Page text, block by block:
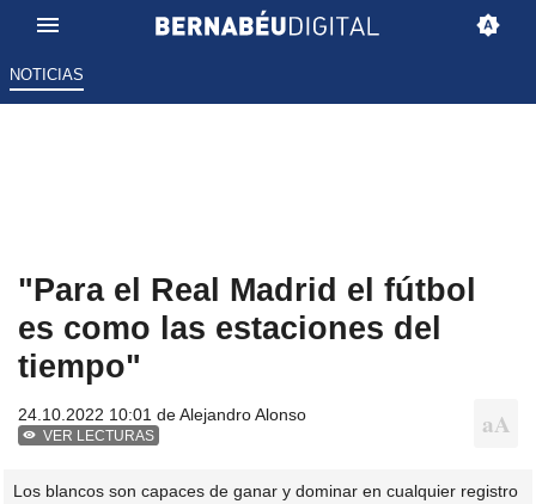
NOTICIAS
"Para el Real Madrid el fútbol
es como las estaciones del
tiempo"
24.10.2022 10:01 deAlejandro Alonso
VER LECTURAS
Los blancos son capaces de ganar y dominar en cualquier registro